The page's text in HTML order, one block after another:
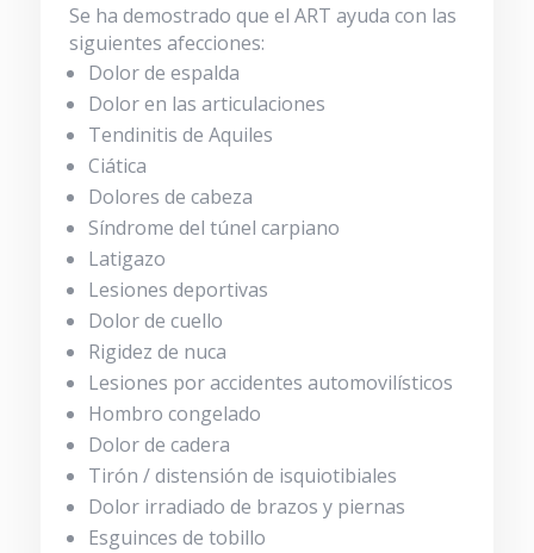
Se ha demostrado que el ART ayuda con las
siguientes afecciones:
Dolor de espalda
Dolor en las articulaciones
Tendinitis de Aquiles
Ciática
Dolores de cabeza
Síndrome del túnel carpiano
Latigazo
Lesiones deportivas
Dolor de cuello
Rigidez de nuca
Lesiones por accidentes automovilísticos
Hombro congelado
Dolor de cadera
Tirón / distensión de isquiotibiales
Dolor irradiado de brazos y piernas
Esguinces de tobillo